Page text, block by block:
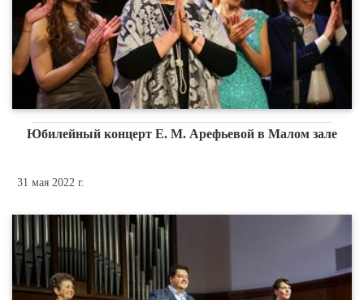
Юбилейный концерт Е. М. Арефьевой в Малом зале
31 мая 2022 г.